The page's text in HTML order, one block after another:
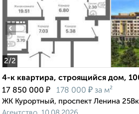
2/2
‹
4-к квартира, строящийся дом,
17 850 000 ₽ 178 000 ₽ за м²
ЖК Курортный, проспект Ленина